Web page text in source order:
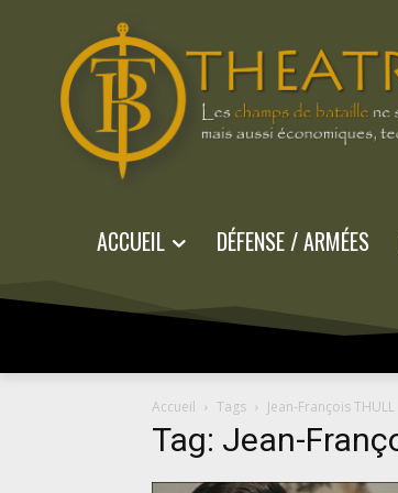
ACCUEIL DÉFENSE / ARMÉES
Accueil Tags Jean-François THULL
Tag: Jean-